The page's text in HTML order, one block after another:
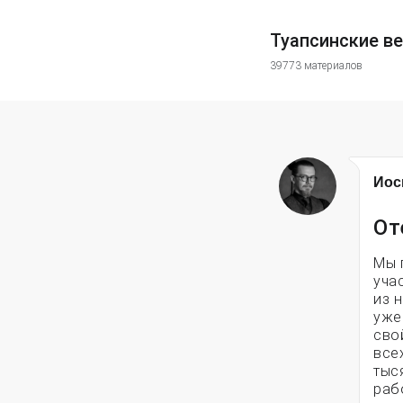
Туапсинские
39773 материалов
Мы
из
уже